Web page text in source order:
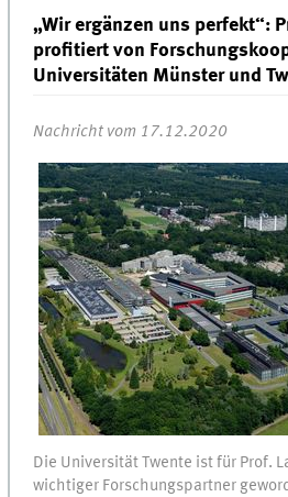
„Wir ergänzen uns perfekt“:
profitiert von
Universitäten Münster und
Nachricht vom 17.12.2020
Die Universität Twente ist für Prof.
wichtiger Forschungspartner